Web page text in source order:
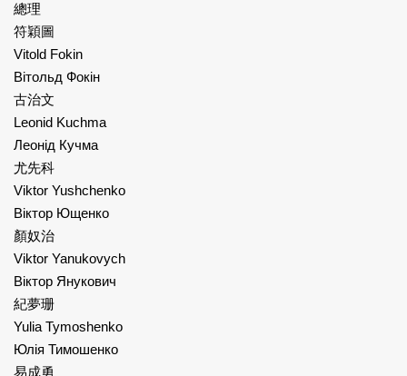
總理
符穎圖
Vitold Fokin
Вітольд Фокін
古治文
Leonid Kuchma
Леонід Кучма
尤先科
Viktor Yushchenko
Віктор Ющенко
顏奴治
Viktor Yanukovych
Віктор Янукович
紀夢珊
Yulia Tymoshenko
Юлія Тимошенко
易成勇